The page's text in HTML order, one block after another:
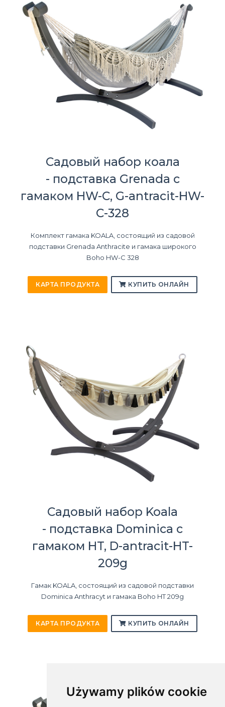
Używamy plików cookie
Садовый набор коала
- подставка Grenada с
гамаком HW-C, G-antracit-HW-
C-328
Комплект гамака KOALA, состоящий из садовой
подставки Grenada Anthracite и гамака широкого
Boho HW-C 328
КАРТА ПРОДУКТА КУПИТЬ ОНЛАЙН
Садовый набор Koala
- подставка Dominica с
гамаком HT, D-antracit-HT-
209g
Гамак KOALA, состоящий из садовой подставки
Dominica Anthracyt и гамака Boho HT 209g
КАРТА ПРОДУКТА КУПИТЬ ОНЛАЙН